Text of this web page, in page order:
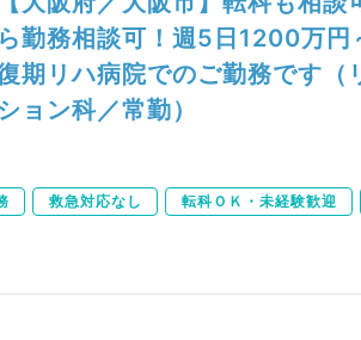
ら勤務相談可！週5日1200万
期リハ病院でのご勤務です（
ション科／常勤）
救急対応なし 転科ＯＫ・未経験歓迎